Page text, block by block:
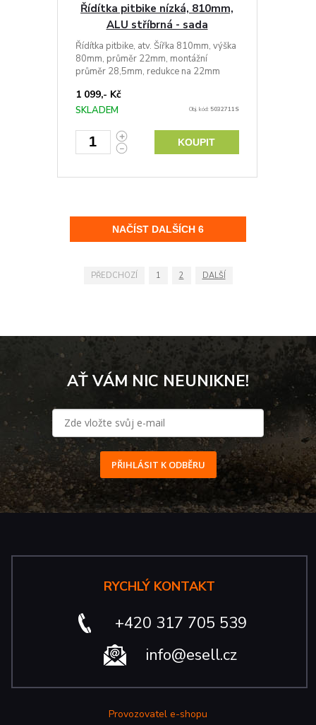
Řídítka pitbike nízká, 810mm,
ALU stříbrná - sada
Řídítka pitbike, atv. Šířka 810mm, výška
80mm, průměr 22mm, montážní
průměr 28,5mm, redukce na 22mm
1 099,- Kč
SKLADEM Obj. kód: 5032711S
KOUPIT
PŘEDCHOZÍ 1 2 DALŠÍ
AŤ VÁM NIC NEUNIKNE!
PŘIHLÁSIT K ODBĚRU
RYCHLÝ KONTAKT
+420 317 705 539
info@esell.cz
Provozovatel e-shopu